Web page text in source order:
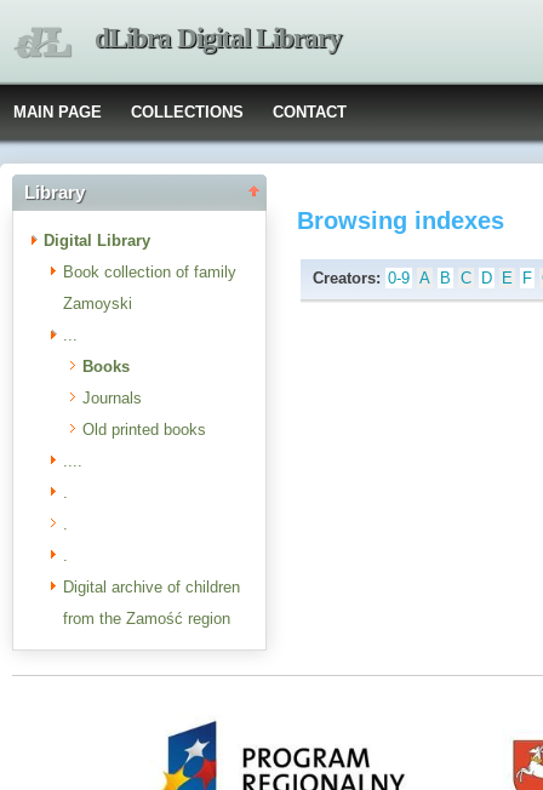
dLibra Digital Library
MAIN PAGE COLLECTIONS CONTACT
Library
Digital Library
Book collection of family
Zamoyski
...
Books
Journals
Old printed books
....
.
.
.
Digital archive of children
from the Zamość region
Browsing indexes
Creators: 0-9 A B C D E F